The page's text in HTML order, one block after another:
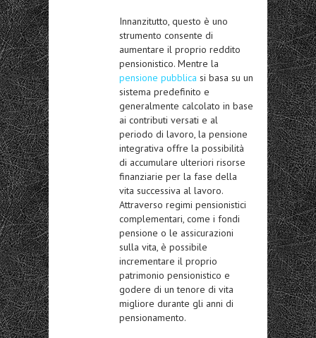
Innanzitutto, questo è uno
strumento consente di
aumentare il proprio reddito
pensionistico. Mentre la
pensione pubblica si basa su un
sistema predefinito e
generalmente calcolato in base
ai contributi versati e al
periodo di lavoro, la pensione
integrativa offre la possibilità
di accumulare ulteriori risorse
finanziarie per la fase della
vita successiva al lavoro.
Attraverso regimi pensionistici
complementari, come i fondi
pensione o le assicurazioni
sulla vita, è possibile
incrementare il proprio
patrimonio pensionistico e
godere di un tenore di vita
migliore durante gli anni di
pensionamento.